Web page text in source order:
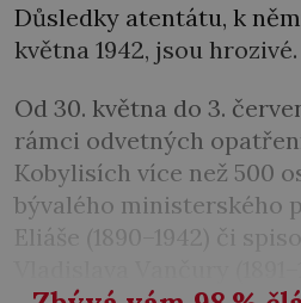
Důsledky atentátu, k
května 1942, jsou hrozivé.
Od 30. května do 3.
rámci odvetných
Kobylisích více než 500
bývalého ministerského
Eliáše (1890–1942) či